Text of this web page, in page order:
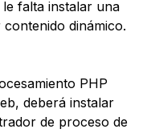
falta instalar una
dinámico.
PHP
deberá instalar
de proceso de